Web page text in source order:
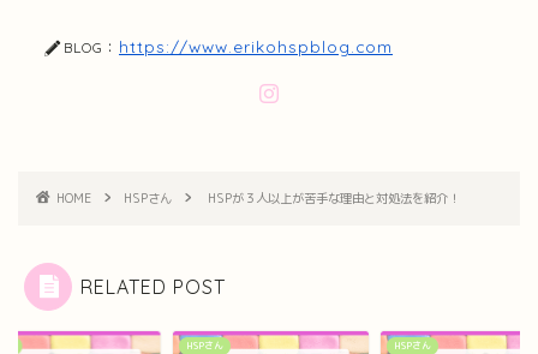
BLOG： https://www.erikohspblog.com
HOME HSPさん HSPが３人以上が苦手な理由と対処法を紹介！
RELATED POST
HSPさん HSPさん